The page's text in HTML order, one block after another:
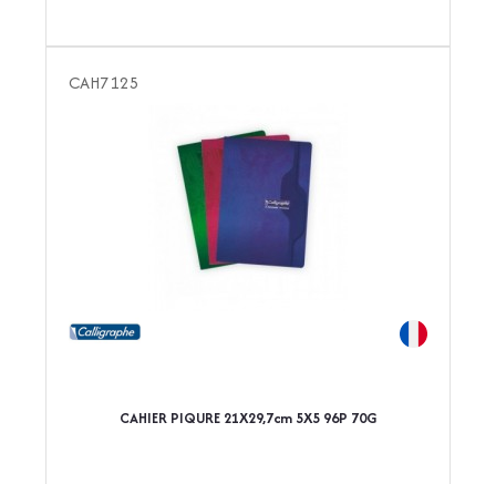
CAH7125
CAHIER PIQURE 21X29,7cm 5X5 96P 70G